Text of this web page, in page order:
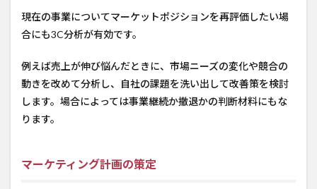
現在の事業についてマーケットポジションを再評価したい場
合にも3C分析が有効です。
例えば売上が伸び悩んだときに、市場ニーズの変化や競合の
動きを改めて分析し、自社の課題を洗い出して改善策を検討
します。場合によっては事業継続か撤退かの判断材料にもな
ります。
マーケティング計画の策定